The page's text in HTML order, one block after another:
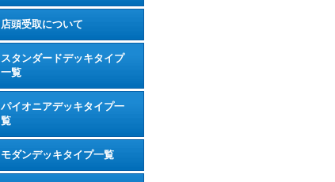
店頭受取について
スタンダードデッキタイプ
一覧
パイオニアデッキタイプ一
覧
モダンデッキタイプ一覧